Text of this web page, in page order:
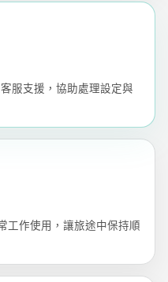
服支援，協助處理設定與
工作使用，讓旅途中保持順